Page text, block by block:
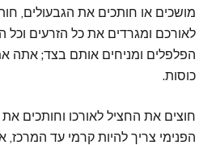
מושכים או חותכים את הגבעולים,
לאורכם ומגרדים את כל הזרעים וכל
כוסות.
חוצים את החציל לאורכו וחותכים
הפנימי צריך להיות קרמי עד